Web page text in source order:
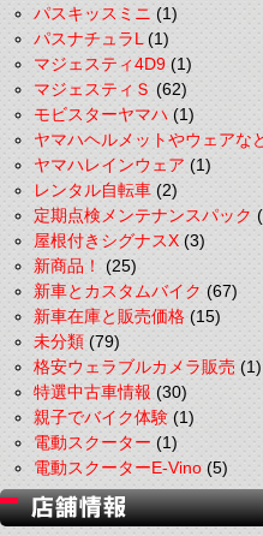
パスキッスミニ(1)
パスナチュラL(1)
マジェスティ4D9(1)
マジェスティＳ(62)
モビスターヤマハ(1)
ヤマハヘルメットやウェアな
ヤマハレインウェア(1)
レンタル自転車(2)
定期点検メンテナンスパック
屋根付きシグナスX(3)
新商品！(25)
新車とカスタムバイク(67)
新車在庫と販売価格(15)
未分類(79)
格安ウェラブルカメラ販売(1)
特選中古車情報(30)
親子でバイク体験(1)
電動スクーター(1)
電動スクーターE-Vino(5)